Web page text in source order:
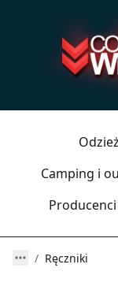
Odzież
Camping i
Producenci
Ręczniki